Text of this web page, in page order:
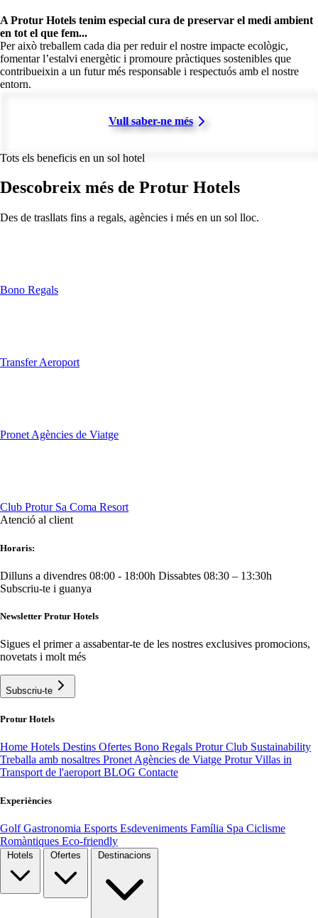
A Protur Hotels tenim especial cura de preservar el medi ambient
en tot el que fem...
Per això treballem cada dia per reduir el nostre impacte ecològic,
fomentar l’estalvi energètic i promoure pràctiques sostenibles que
contribueixin a un futur més responsable i respectuós amb el nostre
entorn.
Vull saber-ne més
Tots els beneficis en un sol hotel
Descobreix més de Protur Hotels
Des de trasllats fins a regals, agències i més en un sol lloc.
Bono Regals
Transfer Aeroport
Pronet Agències de Viatge
Club Protur Sa Coma Resort
Atenció al client
Horaris:
Dilluns a divendres 08:00 - 18:00h Dissabtes 08:30 – 13:30h
Subscriu-te i guanya
Newsletter Protur Hotels
Sigues el primer a assabentar-te de les nostres exclusives promocions,
novetats i molt més
Subscriu-te
Protur Hotels
Home Hotels Destins Ofertes Bono Regals Protur Club Sustainability
Treballa amb nosaltres Pronet Agències de Viatge Protur Villas in
Transport de l'aeroport BLOG Contacte
Experiències
GolfGastronomia Esports Esdeveniments Família Spa Ciclisme
Romàntiques Eco-friendly